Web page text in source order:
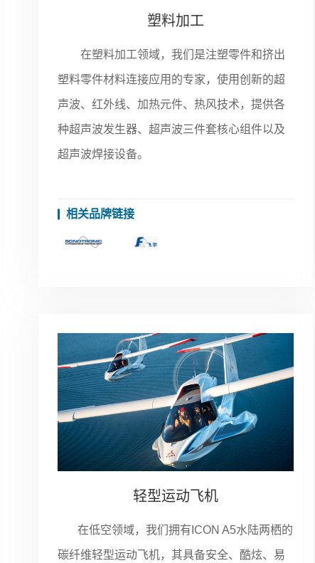
塑料加工
在塑料加工领域，我们是注塑零件和挤出
塑料零件材料连接应用的专家，使用创新的超
声波、红外线、加热元件、热风技术，提供各
种超声波发生器、超声波三件套核心组件以及
超声波焊接设备。
相关品牌链接
轻型运动飞机
在低空领域，我们拥有ICON A5水陆两栖的
碳纤维轻型运动飞机，其具备安全、酷炫、易